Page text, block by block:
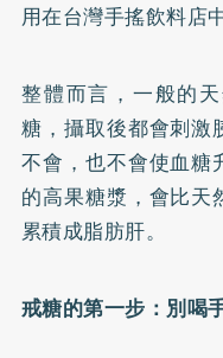
用在台灣手搖飲料店中
整體而言，一般的
糖，攝取後都會刺激
不會，也不會使血糖
的高果糖漿，會比天
累積成脂肪肝。
戒糖的第一步：別喝